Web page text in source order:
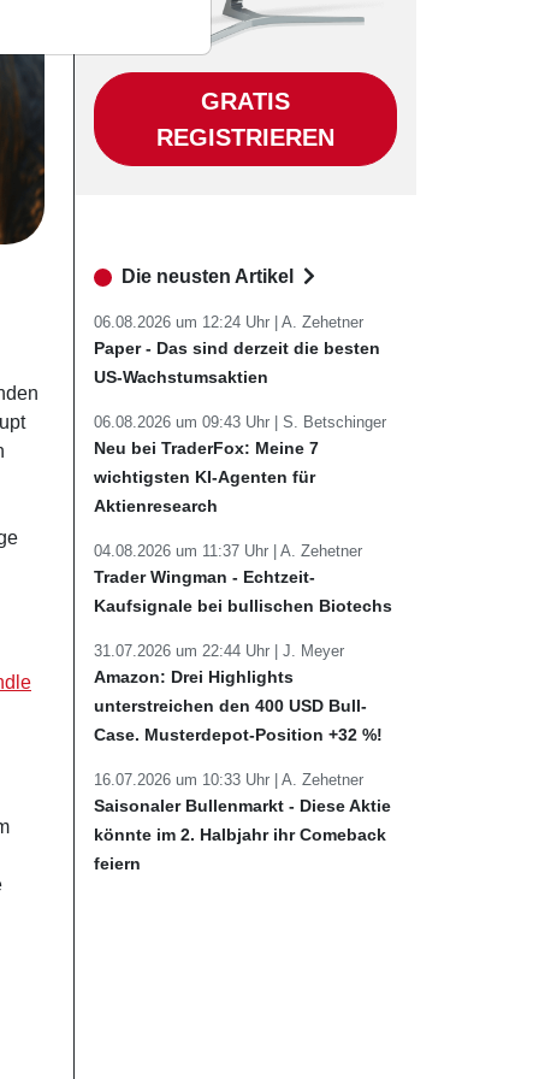
GRATIS
REGISTRIEREN
Die neusten Artikel
06.08.2026 um 12:24 Uhr | A. Zehetner
Paper - Das sind derzeit die besten
US-Wachstumsaktien
06.08.2026 um 09:43 Uhr | S. Betschinger
Neu bei TraderFox: Meine 7
wichtigsten KI-Agenten für
Aktienresearch
04.08.2026 um 11:37 Uhr | A. Zehetner
Trader Wingman - Echtzeit-
Kaufsignale bei bullischen Biotechs
31.07.2026 um 22:44 Uhr | J. Meyer
Amazon: Drei Highlights
unterstreichen den 400 USD Bull-
Case. Musterdepot-Position +32 %!
16.07.2026 um 10:33 Uhr | A. Zehetner
Saisonaler Bullenmarkt - Diese Aktie
könnte im 2. Halbjahr ihr Comeback
feiern